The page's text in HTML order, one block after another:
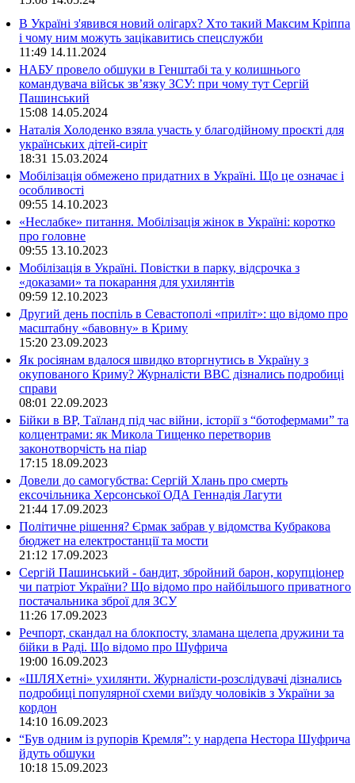
В Україні з'явився новий олігарх? Хто такий Максим Кріппа
і чому ним можуть зацікавитись спецслужби
11:49 14.11.2024
НАБУ провело обшуки в Генштабі та у колишнього
командувача військ зв’язку ЗСУ: при чому тут Сергій
Пашинський
15:08 14.05.2024
Наталія Холоденко взяла участь у благодійному проєкті для
українських дітей-сиріт
18:31 15.03.2024
Мобілізація обмежено придатних в Україні. Що це означає і
особливості
09:55 14.10.2023
«Неслабке» питання. Мобілізація жінок в Україні: коротко
про головне
09:55 13.10.2023
Мобілізація в Україні. Повістки в парку, відсрочка з
«доказами» та покарання для ухилянтів
09:59 12.10.2023
Другий день поспіль в Севастополі «приліт»: що відомо про
масштабну «бавовну» в Криму
15:20 23.09.2023
Як росіянам вдалося швидко вторгнутись в Україну з
окупованого Криму? Журналісти ВВС дізнались подробиці
справи
08:01 22.09.2023
Бійки в ВР, Таїланд під час війни, історії з “ботофермами” та
колцентрами: як Микола Тищенко перетворив
законотворчість на піар
17:15 18.09.2023
Довели до самогубства: Сергій Хлань про смерть
ексочільника Херсонської ОДА Геннадія Лагути
21:44 17.09.2023
Політичне рішення? Єрмак забрав у відомства Кубракова
бюджет на електростанції та мости
21:12 17.09.2023
Сергій Пашинський - бандит, збройний барон, корупціонер
чи патріот України? Що відомо про найбільшого приватного
постачальника зброї для ЗСУ
11:26 17.09.2023
Речпорт, скандал на блокпосту, зламана щелепа дружини та
бійки в Раді. Що відомо про Шуфрича
19:00 16.09.2023
«ШЛЯХетні» ухилянти. Журналісти-розслідувачі дізнались
подробиці популярної схеми виїзду чоловіків з України за
кордон
14:10 16.09.2023
“Був одним із рупорів Кремля”: у нардепа Нестора Шуфрича
йдуть обшуки
10:18 15.09.2023